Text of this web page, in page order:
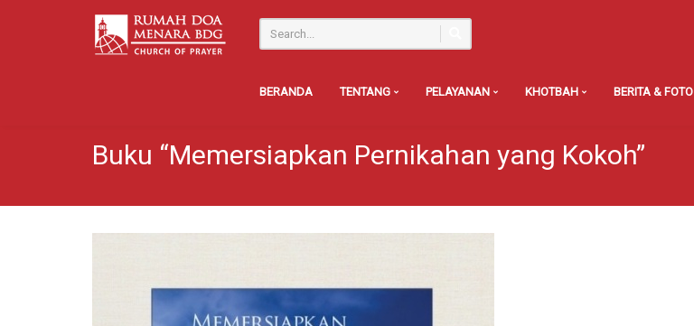
BERANDA TENTANG PELAYANAN KHOTBAH BERITA & FOTO
Buku “Memersiapkan Pernikahan yang Kokoh”